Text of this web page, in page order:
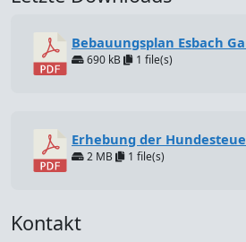
Bebauungsplan Esbach
690 kB 1 file(s)
Erhebung der
2 MB 1 file(s)
Kontakt